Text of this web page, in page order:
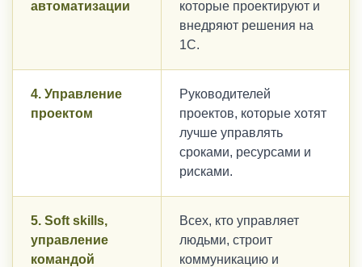
автоматизации
которые проектируют и
внедряют решения на
1С.
4. Управление
проектом
Руководителей
проектов, которые хотят
лучше управлять
сроками, ресурсами и
рисками.
5. Soft skills,
управление
командой
Всех, кто управляет
людьми, строит
коммуникацию и